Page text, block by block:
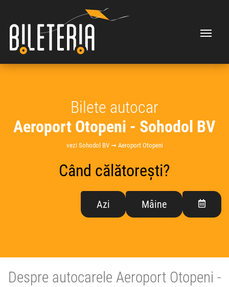
Bilete autocar
Aeroport Otopeni - Sohodol BV
vezi Sohodol BV ➞ Aeroport Otopeni
Când călătorești?
Azi Mâine
Despre autocarele Aeroport Otopeni -